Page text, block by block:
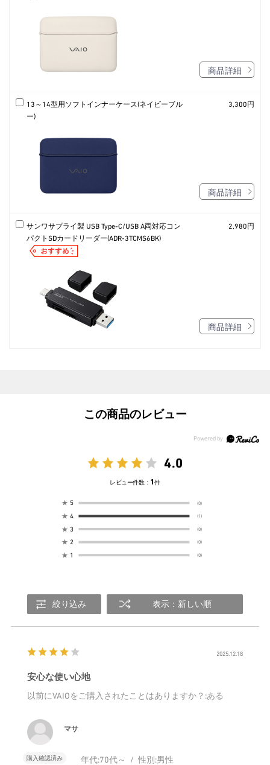
商品詳細
13～14型用ソフトインナーケース(ネイビーブル
ー)
3,300円
商品詳細
サンワサプライ製 USB Type-C/USB A両対応コン
パクトSDカードリーダー(ADR-3TCMS6BK)
2,980円
商品詳細
この商品のレビュー
4.0
レビュー件数： 1件
★ 5 (0)
★ 4 (1)
★ 3 (0)
★ 2 (0)
★ 1 (0)
絞り込み 表示：新しい順
2025.12.18
安心な使い心地
以前にVAIOをご購入されたことはありますか？ :ある
マサ
購入確認済み 年代:70代～ 性別:男性